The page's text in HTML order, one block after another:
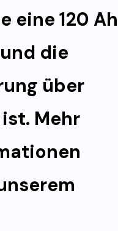
eine 120 Ah
die
über
Mehr